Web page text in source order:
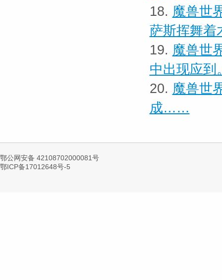
18. 魔兽世
萨斯挥舞着
19. 魔兽世
中出现应到
20. 魔兽世
成……
鄂公网安备 42108702000081号
鄂ICP备17012648号-5